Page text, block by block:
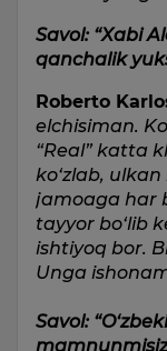
Savol: “Xabi
qanchalik
Roberto
elchisiman.
“Real” katta
ko‘zlab,
jamoaga har
tayyor bo‘lib
ishtiyoq bor.
Unga
Savol: